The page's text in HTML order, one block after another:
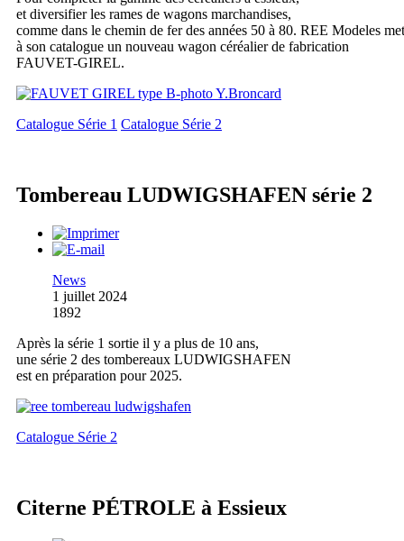
et diversifier les rames de wagons marchandises,
comme dans le chemin de fer des années 50 à 80. REE Modeles met
à son catalogue un nouveau wagon céréalier de fabrication
FAUVET-GIREL.
Catalogue Série 1 Catalogue Série 2
Tombereau LUDWIGSHAFEN série 2
News
1 juillet 2024
1892
Après la série 1 sortie il y a plus de 10 ans,
une série 2 des tombereaux LUDWIGSHAFEN
est en préparation pour 2025.
Catalogue Série 2
Citerne PÉTROLE à Essieux